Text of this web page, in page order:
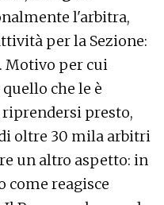
l'arbitra,
per la Sezione:
Motivo per cui
che le è
presto,
oltre 30 mila arbitri
un altro aspetto: in
come reagisce